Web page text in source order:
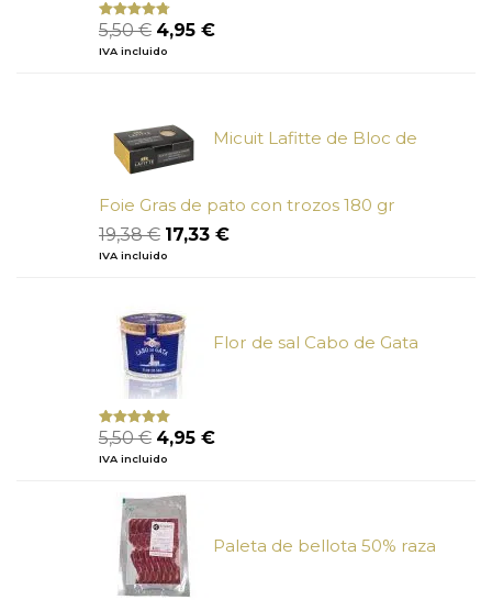
Valorado
con
de 5
5,50€ El
precio
4,95 €El
IVA incluido
Micuit Lafitte de Bloc de
Foie Gras de pato con trozos 180 gr
19,38€ El
precio
19,38 €.
17,33 €El
IVA incluido
Flor de sal Cabo de Gata
Valorado
con
de
5
5,50€ El
precio
era:
5,50 €.
4,95 €El
IVA incluido
Paleta de bellota 50% raza